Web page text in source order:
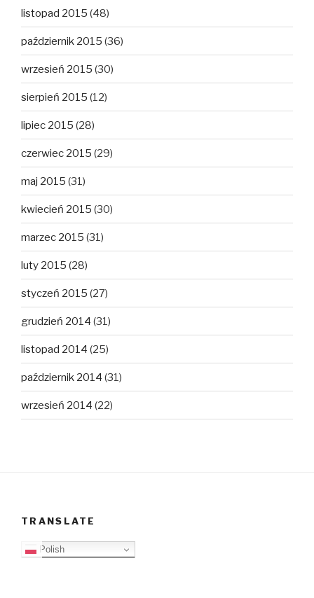
listopad 2015 (48)
październik 2015 (36)
wrzesień 2015 (30)
sierpień 2015 (12)
lipiec 2015 (28)
czerwiec 2015 (29)
maj 2015 (31)
kwiecień 2015 (30)
marzec 2015 (31)
luty 2015 (28)
styczeń 2015 (27)
grudzień 2014 (31)
listopad 2014 (25)
październik 2014 (31)
wrzesień 2014 (22)
TRANSLATE
Polish